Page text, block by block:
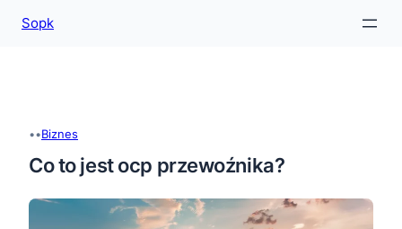
treści
Sopk
••Biznes
Co to jest ocp przewoźnika?